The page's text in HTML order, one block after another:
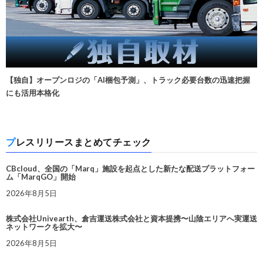
【独自】オープンロジの「AI梱包予測」、トラック必要台数の迅速把握
にも活用本格化
プレスリリースまとめてチェック
CBcloud、全国の「Marq」施設を起点とした新たな配送プラットフォー
ム「MarqGO」開始
2026年8月5日
株式会社Univearth、倉吉運送株式会社と資本提携〜山陰エリアへ実運送
ネットワークを拡大〜
2026年8月5日